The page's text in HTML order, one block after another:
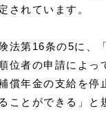
されています。
法第16条の5に、
位者の申請によ
償年金の支給を
ことができる」と